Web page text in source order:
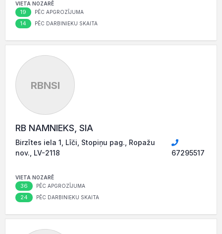
VIETA NOZARĒ
19 PĒC APGROZĪJUMA
14 PĒC DARBINIEKU SKAITA
RBNSI
RB NAMNIEKS, SIA
Birzītes iela 1, Līči, Stopiņu pag., Ropažu
nov., LV-2118
67295517
VIETA NOZARĒ
36 PĒC APGROZĪJUMA
24 PĒC DARBINIEKU SKAITA